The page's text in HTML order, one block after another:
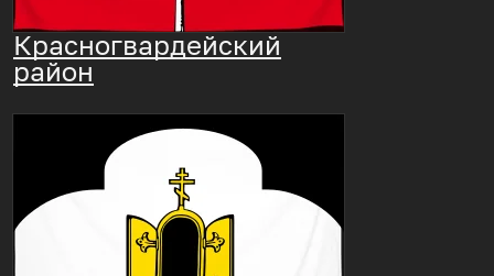
Красногвардейский
район